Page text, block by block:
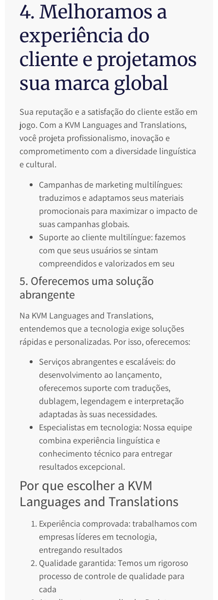
4. Melhoramos a
experiência do
cliente e projetamos
sua marca global
Sua reputação e a satisfação do cliente estão em
jogo. Com a KVM Languages and Translations,
você projeta profissionalismo, inovação e
comprometimento com a diversidade linguística
e cultural.
Campanhas de marketing multilíngues:
traduzimos e adaptamos seus materiais
promocionais para maximizar o impacto de
suas campanhas globais.
Suporte ao cliente multilíngue: fazemos
com que seus usuários se sintam
compreendidos e valorizados em seu
5. Oferecemos uma solução
abrangente
Na KVM Languages and Translations,
entendemos que a tecnologia exige soluções
rápidas e personalizadas. Por isso, oferecemos:
Serviços abrangentes e escaláveis: do
desenvolvimento ao lançamento,
oferecemos suporte com traduções,
dublagem, legendagem e interpretação
adaptadas às suas necessidades.
Especialistas em tecnologia: Nossa equipe
combina experiência linguística e
conhecimento técnico para entregar
resultados excepcional.
Por que escolher a KVM
Languages and Translations
Experiência comprovada: trabalhamos com
empresas líderes em tecnologia,
entregando resultados
Qualidade garantida: Temos um rigoroso
processo de controle de qualidade para
cada